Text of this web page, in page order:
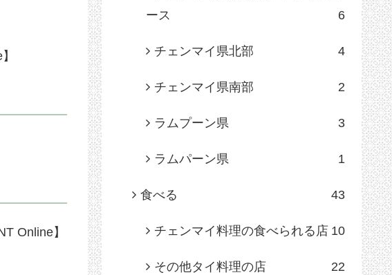
Online】
ース
6
チェンマイ県北部 4
チェンマイ県南部 2
ラムプーン県 3
ラムパーン県 1
食べる 43
チェンマイ料理の食べられる店 10
その他タイ料理の店 22